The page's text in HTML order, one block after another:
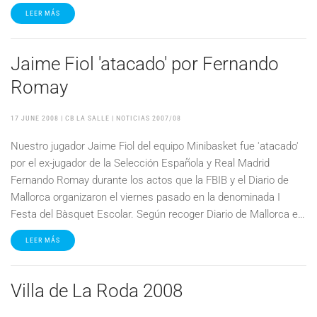
LEER MÁS
Jaime Fiol 'atacado' por Fernando
Romay
17 JUNE 2008 | CB LA SALLE | NOTICIAS 2007/08
Nuestro jugador Jaime Fiol del equipo Minibasket fue 'atacado'
por el ex-jugador de la Selección Española y Real Madrid
Fernando Romay durante los actos que la FBIB y el Diario de
Mallorca organizaron el viernes pasado en la denominada I
Festa del Bàsquet Escolar. Según recoger Diario de Mallorca e…
LEER MÁS
Villa de La Roda 2008